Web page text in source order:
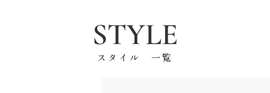
STYLE
スタイル 一覧